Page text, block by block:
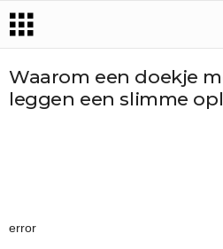
Waarom een doekje
leggen een slimme
error